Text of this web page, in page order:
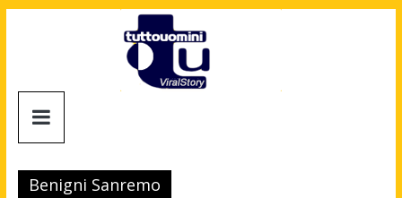
Tuttouomini
Tv,
Cinema,
Benigni Sanremo